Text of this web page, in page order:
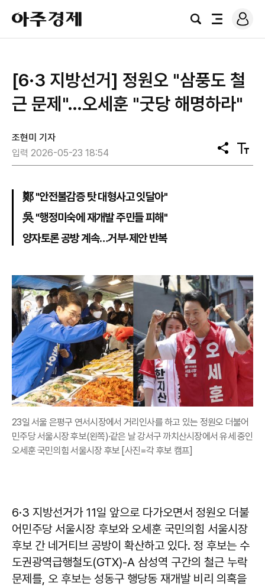
아
주
경
검
전
로
그
[6·3 지방선거] 정원오 "삼풍도 철
근 문제"…오세훈 "굿당 해명하라"
조현미 기자
입력 2026-05-23 18:54
공
유
텍
스
鄭 "안전불감증 탓 대형사고 잇달아"
吳 "행정미숙에 재개발 주민들 피해"
양자토론 공방 계속…거부·제안 반복
23일 서울 은평구 연서시장에서 거리인사를 하고 있는 정원오 더불어
민주당 서울시장 후보(왼쪽)·같은 날 강서구 까치산시장에서 유세 중인
오세훈 국민의힘 서울시장 후보 [사진=각 후보 캠프]
6·3 지방선거가 11일 앞으로 다가오면서 정원오 더불
어민주당 서울시장 후보와 오세훈 국민의힘 서울시장
후보 간 네거티브 공방이 확산하고 있다. 정 후보는 수
도권광역급행철도(GTX)-A 삼성역 구간의 철근 누락
문제를, 오 후보는 성동구 행당동 재개발 비리 의혹을